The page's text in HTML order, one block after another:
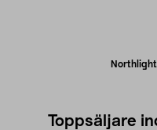
Northlight
Toppsäljare